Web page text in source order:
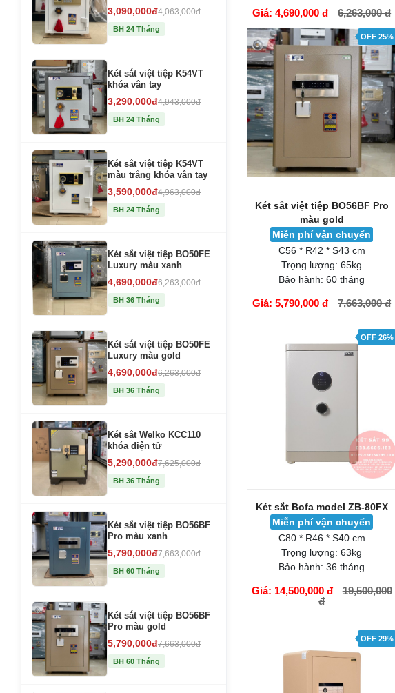
3,090,000đ4,063,000đ
BH 24 Tháng
Két sắt việt tiệp K54VT
khóa vân tay
3,290,000đ4,943,000đ
BH 24 Tháng
Két sắt việt tiệp K54VT
màu trắng khóa vân tay
3,590,000đ4,963,000đ
BH 24 Tháng
Két sắt việt tiệp BO50FE
Luxury màu xanh
4,690,000đ6,263,000đ
BH 36 Tháng
Két sắt việt tiệp BO50FE
Luxury màu gold
4,690,000đ6,263,000đ
BH 36 Tháng
Két sắt Welko KCC110
khóa điện tử
5,290,000đ7,625,000đ
BH 36 Tháng
Két sắt việt tiệp BO56BF
Pro màu xanh
5,790,000đ7,663,000đ
BH 60 Tháng
Két sắt việt tiệp BO56BF
Pro màu gold
5,790,000đ7,663,000đ
BH 60 Tháng
Giá: 4,690,000 đ 6,263,000 đ
GIỎ HÀNG
OFF 25%
Két sắt việt tiệp BO56BF Pro
màu gold
Miễn phí vận chuyển
C56 * R42 * S43 cm
Trọng lượng: 65kg
Bảo hành: 60 tháng
Giá: 5,790,000 đ 7,663,000 đ
OFF 26%
Két sắt Bofa model ZB-80FX
Miễn phí vận chuyển
C80 * R46 * S40 cm
Trọng lượng: 63kg
Bảo hành: 36 tháng
Giá: 14,500,000 đ
19,500,000
đ
OFF 29%